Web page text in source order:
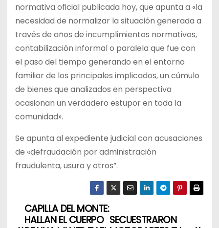
normativa oficial publicada hoy, que apunta a «la
necesidad de normalizar la situación generada a
través de años de incumplimientos normativos,
contabilización informal o paralela que fue con
el paso del tiempo generando en el entorno
familiar de los principales implicados, un cúmulo
de bienes que analizados en perspectiva
ocasionan un verdadero estupor en toda la
comunidad».
Se apunta al expediente judicial con acusaciones
de «defraudación por administración
fraudulenta, usura y otros”.
N
SECUESTRARON
CAPILLA DEL MONTE:
HALLAN EL CUERPO